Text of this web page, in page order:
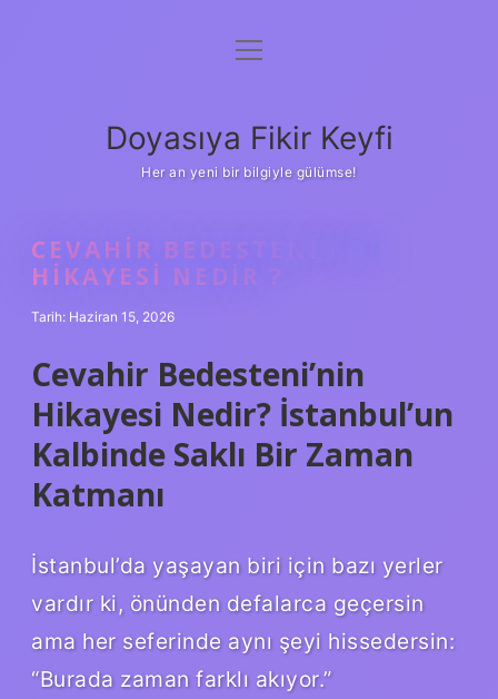
Anasayfa
Yasal Uyarı
menüyü
Doyasıya Fikir Keyfi
Her an yeni bir bilgiyle gülümse!
CEVAHIR BEDESTENI’NIN
HIKAYESI NEDIR ?
Tarih: Haziran 15, 2026
Cevahir Bedesteni’nin
Hikayesi Nedir? İstanbul’un
Kalbinde Saklı Bir Zaman
Katmanı
İstanbul’da yaşayan biri için bazı yerler
vardır ki, önünden defalarca geçersin
ama her seferinde aynı şeyi hissedersin:
“Burada zaman farklı akıyor.”